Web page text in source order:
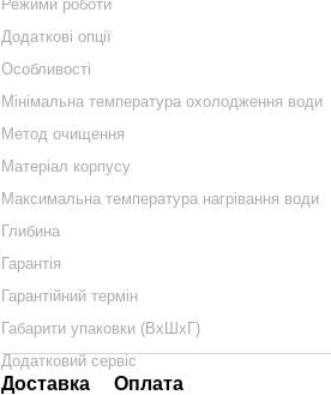
Режими роботи
Додаткові опції
Особливості
Мінімальна температура охолодження води
Метод очищення
Матеріал корпусу
Максимальна температура нагрівання води
Глибина
Гарантія
Гарантійний термін
Габарити упаковки (ВхШхГ)
Додатковий сервіс
Доставка
Оплата